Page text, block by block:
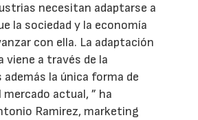
necesitan adaptarse a
la sociedad y la economía
con ella. La adaptación
viene a través de la
además la única forma de
actual, ” ha
Ramirez, marketing